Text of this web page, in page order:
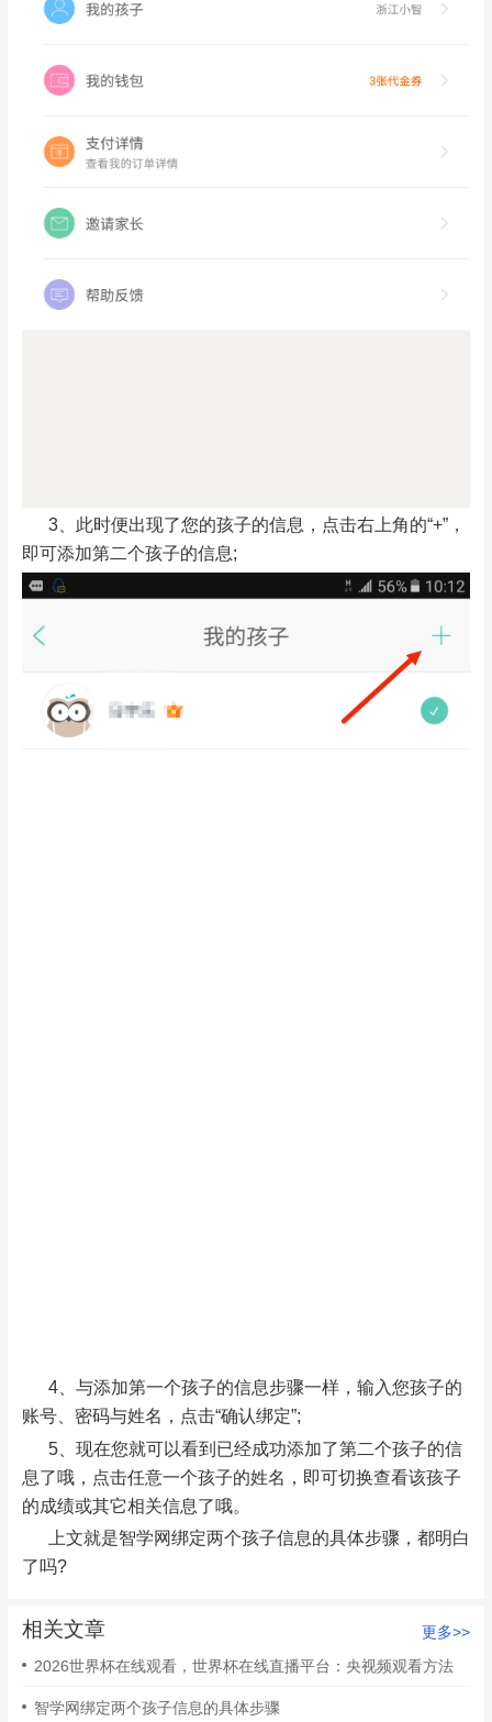
3、此时便出现了您的孩子的信息，点击右上角的“+”，
即可添加第二个孩子的信息;
4、与添加第一个孩子的信息步骤一样，输入您孩子的
账号、密码与姓名，点击“确认绑定”;
5、现在您就可以看到已经成功添加了第二个孩子的信
息了哦，点击任意一个孩子的姓名，即可切换查看该孩子
的成绩或其它相关信息了哦。
上文就是智学网绑定两个孩子信息的具体步骤，都明白
了吗?
相关文章
更多>>
2026世界杯在线观看，世界杯在线直播平台：央视频观看方法
智学网绑定两个孩子信息的具体步骤